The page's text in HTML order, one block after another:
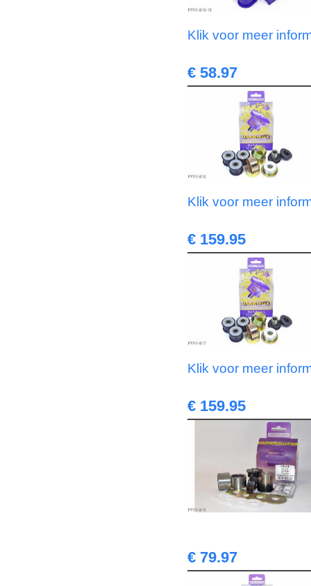
Klik voor meer
€ 58.97
Klik voor meer
€ 159.95
Klik voor meer
€ 159.95
€ 79.97